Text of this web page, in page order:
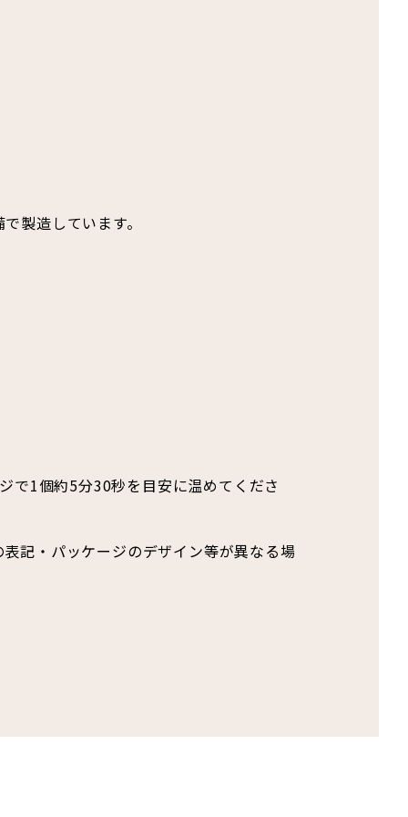
製造しています。
で1個約5分30秒を目安に温めてくださ
記・パッケージのデザイン等が異なる場